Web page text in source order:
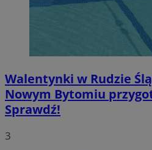
Walentynki w Rudzie
Nowym Bytomiu
Sprawdź!
3